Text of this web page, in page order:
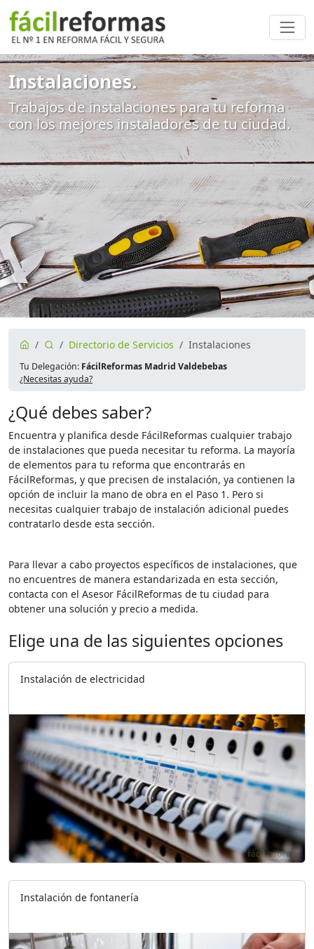
Instalaciones.
Trabajos de instalaciones para tu reforma
con los mejores instaladores de tu ciudad.
Directorio de Servicios Instalaciones
Tu Delegación: FácilReformas Madrid Valdebebas
¿Necesitas ayuda?
¿Qué debes saber?
Encuentra y planifica desde FácilReformas cualquier trabajo
de instalaciones que pueda necesitar tu reforma. La mayoría
de elementos para tu reforma que encontrarás en
FácilReformas, y que precisen de instalación, ya contienen la
opción de incluir la mano de obra en el Paso 1. Pero si
necesitas cualquier trabajo de instalación adicional puedes
contratarlo desde esta sección.
Para llevar a cabo proyectos específicos de instalaciones, que
no encuentres de manera estandarizada en esta sección,
contacta con el Asesor FácilReformas de tu ciudad para
obtener una solución y precio a medida.
Elige una de las siguientes opciones
Instalación de electricidad
Instalación de fontanería